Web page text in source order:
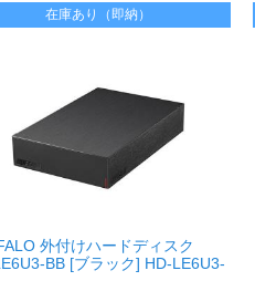
在庫あり（即納）
外付けハードディスク
BB [ブラック] HD-LE6U3-